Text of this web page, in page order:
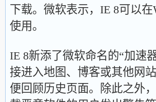
下载。微软表示，IE 8可以
使用。
IE 8新添了微软命名的“加速
接进入地图、博客或其他网
便回顾历史页面。除此之外